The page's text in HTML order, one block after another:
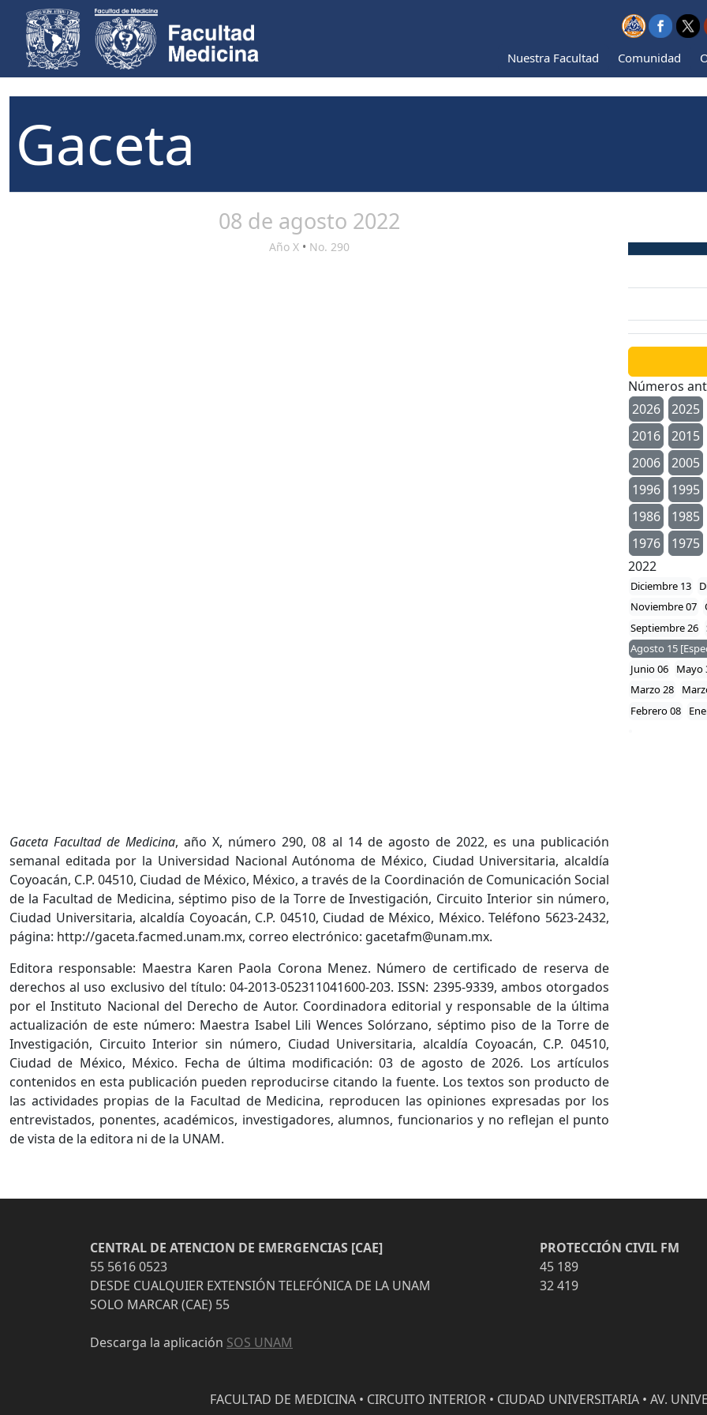
Nuestra Facultad Comunidad
Gaceta
08 de agosto 2022
Año X • No. 290
Gaceta Facultad de Medicina, año X, número 290, 08 al 14 de agosto de 2022, es una publicación
semanal editada por la Universidad Nacional Autónoma de México, Ciudad Universitaria, alcaldía
Coyoacán, C.P. 04510, Ciudad de México, México, a través de la Coordinación de Comunicación Social
de la Facultad de Medicina, séptimo piso de la Torre de Investigación, Circuito Interior sin número,
Ciudad Universitaria, alcaldía Coyoacán, C.P. 04510, Ciudad de México, México. Teléfono 5623-2432,
página: http://gaceta.facmed.unam.mx, correo electrónico: gacetafm@unam.mx.
Editora responsable: Maestra Karen Paola Corona Menez. Número de certificado de reserva de
derechos al uso exclusivo del título: 04-2013-052311041600-203. ISSN: 2395-9339, ambos otorgados
por el Instituto Nacional del Derecho de Autor. Coordinadora editorial y responsable de la última
actualización de este número: Maestra Isabel Lili Wences Solórzano, séptimo piso de la Torre de
Investigación, Circuito Interior sin número, Ciudad Universitaria, alcaldía Coyoacán, C.P. 04510,
Ciudad de México, México. Fecha de última modificación: 03 de agosto de 2026. Los artículos
contenidos en esta publicación pueden reproducirse citando la fuente. Los textos son producto de
las actividades propias de la Facultad de Medicina, reproducen las opiniones expresadas por los
entrevistados, ponentes, académicos, investigadores, alumnos, funcionarios y no reflejan el punto
de vista de la editora ni de la UNAM.
Números
2026
2025
2016
2015
2006
2005
1996
1995
1986
1985
1976
1975
2022
Diciembre 13
Noviembre 07
Septiembre 26
Agosto 15
Junio 06
Mayo
Marzo 28
Febrero 08
CENTRAL DE ATENCION DE EMERGENCIAS [CAE]
55 5616 0523
DESDE CUALQUIER EXTENSIÓN TELEFÓNICA DE LA UNAM
SOLO MARCAR (CAE) 55
Descarga la aplicación SOS UNAM
PROTECCIÓN CIVIL FM
45 189
32 419
FACULTAD DE MEDICINA • CIRCUITO INTERIOR • CIUDAD UNIVERSITARIA • AV.